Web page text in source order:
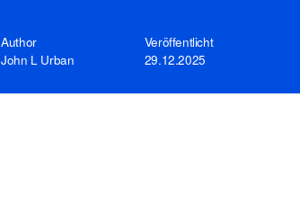
Author
John L Urban
Veröffentlicht
29.12.2025